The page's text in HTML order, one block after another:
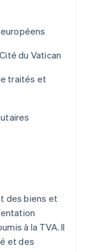
du Vatican
traités et
des biens et
à la TVA. Il
et des